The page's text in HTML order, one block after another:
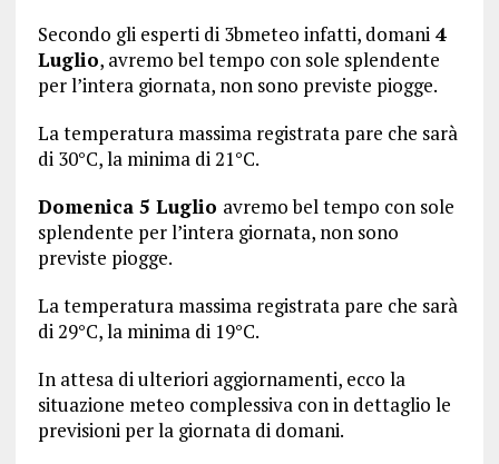
Secondo gli esperti di 3bmeteo infatti, domani4
Luglio, avremo bel tempo con sole splendente
per l’intera giornata, non sono previste piogge.
La temperatura massima registrata pare che sarà
di 30°C, la minima di 21°C.
Domenica 5 Luglio avremo bel tempo con sole
splendente per l’intera giornata, non sono
previste piogge.
La temperatura massima registrata pare che sarà
di 29°C, la minima di 19°C.
In attesa di ulteriori aggiornamenti, ecco la
situazione meteo complessiva con in dettaglio le
previsioni per la giornata di domani.